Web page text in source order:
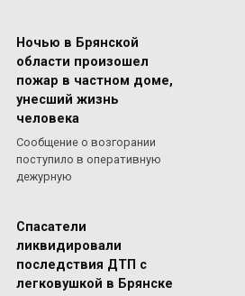
Ночью в Брянской
области произошел
пожар в частном доме,
унесший жизнь
человека
Сообщение о возгорании
поступило в оперативную
дежурную
Спасатели
ликвидировали
последствия ДТП с
легковушкой в Брянске